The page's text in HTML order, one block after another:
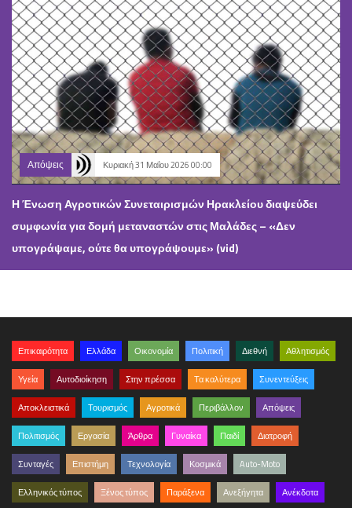
Απόψεις Κυριακή 31 Μαΐου 2026 00:00
Η Ένωση Αγροτικών Συνεταιρισμών Ηρακλείου διαψεύδει
συμφωνία για δομή μεταναστών στις Μαλάδες – «Δεν
υπογράψαμε, ούτε θα υπογράψουμε» (vid)
Επικαιρότητα Ελλάδα Οικονομία Πολιτική Διεθνή Αθλητισμός
Υγεία Αυτοδιοίκηση Στην πρέσσα Τα καλύτερα Συνεντεύξεις
Αποκλειστικά Τουρισμός Αγροτικά Περιβάλλον Απόψεις
Πολιτισμός Εργασία Άρθρα Γυναίκα Παιδί Διατροφή
Συνταγές Επιστήμη Τεχνολογία Κοσμικά Auto-Moto
Ελληνικός τύπος Ξένος τύπος Παράξενα Ανεξήγητα Ανέκδοτα